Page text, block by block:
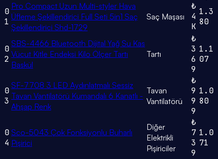
0
1
Pro Compact Uzun Multi-styler Hava
Üfleme Şekillendirici Full Seti 5in1 Saç
Şekillendirici Shd-1729
Saç Maşası
₺
4
K
1.3
80
0
2
SBS-4466 Bluetooth Dijital Yağ Su Kas
Vücut Kitle Endeksi Kilo Ölçer Tartı
Baskül
Tartı
₺
3
6
9
1.1
07
0
3
SF-7708 3 LED Aydınlatmalı Sessiz
Tavan Vantilatörü Kumandalı 6 Kanatlı -
Ahşap Renk
Tavan
Vantilatörü
₺
9
9
9
1.0
80
0
4
Sco-5043 Çok Fonksiyonlu Buharlı
Pişirici
Diğer
Elektrikli
Pişiriciler
₺
7
3
9
1.0
71